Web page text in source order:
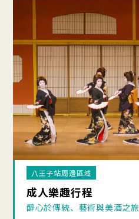
八王子站周邊區域
成人樂趣行程
醉心於傳統、藝術與美酒之旅